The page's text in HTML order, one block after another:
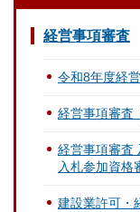
経営事項審査
令和8年度経
経営事項審査
経営事項審査
入札参加資格
建設業許可・